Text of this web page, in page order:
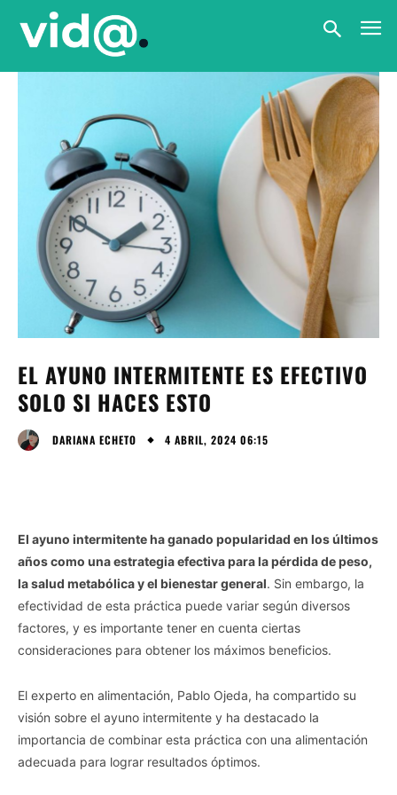
EL AYUNO INTERMITENTE ES EFECTIVO
SOLO SI HACES ESTO
DARIANA ECHETO 4 ABRIL, 2024 06:15
El ayuno intermitente ha ganado popularidad en los últimos
años como una estrategia efectiva para la pérdida de peso,
la salud metabólica y el bienestar general. Sin embargo, la
efectividad de esta práctica puede variar según diversos
factores, y es importante tener en cuenta ciertas
consideraciones para obtener los máximos beneficios.
El experto en alimentación, Pablo Ojeda, ha compartido su
visión sobre el ayuno intermitente y ha destacado la
importancia de combinar esta práctica con una alimentación
adecuada para lograr resultados óptimos.